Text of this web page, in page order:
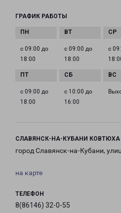
ГРАФИК РАБОТЫ
с 09:00 до
18:00
с 09:00 до
18:00
с
с 09:00 до
18:00
с 10:00 до
16:00
СЛАВЯНСК-НА-КУБАНИ КОВТЮХА
город Славянск-на-Кубани,
на карте
ТЕЛЕФОН
8(86146) 32-0-55